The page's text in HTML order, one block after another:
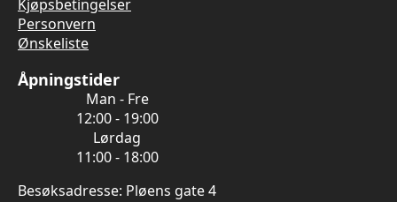
Kjøpsbetingelser
Personvern
Ønskeliste
Åpningstider
Man - Fre
12:00 - 19:00
Lørdag
11:00 - 18:00
Besøksadresse: Pløens gate 4